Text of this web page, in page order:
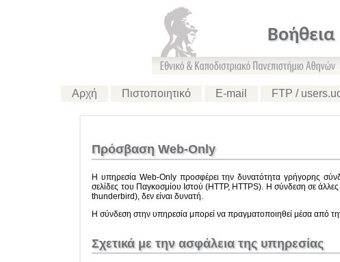
Βοήθεια
Αρχή Πιστοποιητικό E-mail FTP /
Πρόσβαση Web-Only
Η υπηρεσία Web-Only προσφέρει την δυνατότητα γρήγορης
σελίδες του Παγκοσμίου Ιστού (HTTP, HTTPS). Η σύνδεση σε
thunderbird), δεν είναι δυνατή.
Η σύνδεση στην υπηρεσία μπορεί να πραγματοποιηθεί μέσα από
Σχετικά με την ασφάλεια της υπηρεσίας